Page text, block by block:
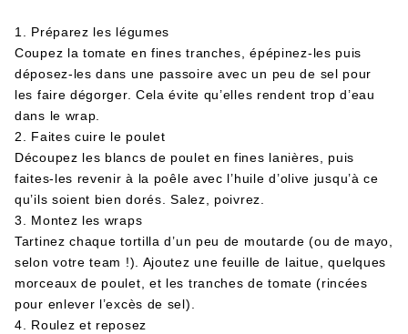
1. Préparez les légumes
Coupez la tomate en fines tranches, épépinez-les puis
déposez-les dans une passoire avec un peu de sel pour
les faire dégorger. Cela évite qu’elles rendent trop d’eau
dans le wrap.
2. Faites cuire le poulet
Découpez les blancs de poulet en fines lanières, puis
faites-les revenir à la poêle avec l’huile d’olive jusqu’à ce
qu’ils soient bien dorés. Salez, poivrez.
3. Montez les wraps
Tartinez chaque tortilla d’un peu de moutarde (ou de mayo,
selon votre team !). Ajoutez une feuille de laitue, quelques
morceaux de poulet, et les tranches de tomate (rincées
pour enlever l’excès de sel).
4. Roulez et reposez